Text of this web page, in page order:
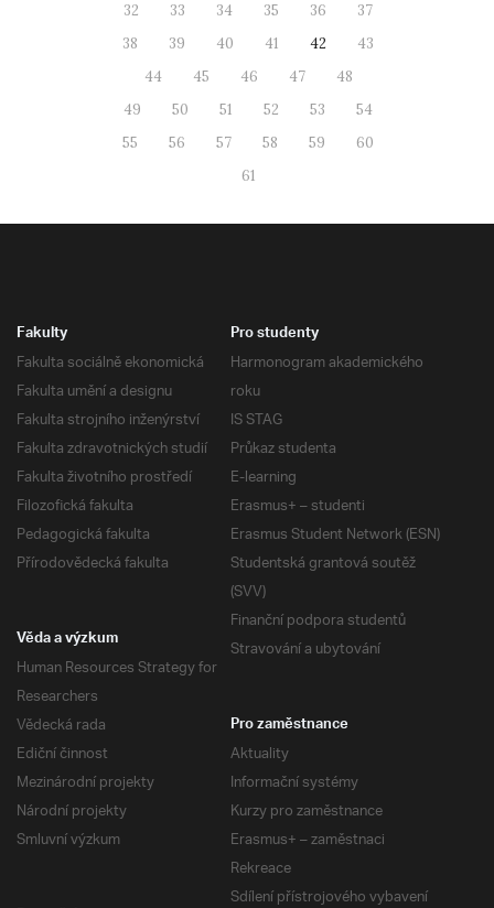
32
33 34 35 36
37
38
39 40 41 42
43
44
45 46 47
48
49
50 51 52 53
54
55
56 57 58 59
60
61
Fakulty
Fakulta sociálně ekonomická
Fakulta umění a designu
Fakulta strojního inženýrství
Fakulta zdravotnických studií
Fakulta životního prostředí
Filozofická fakulta
Pedagogická fakulta
Přírodovědecká fakulta
Pro studenty
Harmonogram akademického
roku
IS STAG
Průkaz studenta
E-learning
Erasmus+ – studenti
Erasmus Student Network (ESN)
Studentská grantová soutěž
(SVV)
Finanční podpora studentů
Stravování a ubytování
Věda a výzkum
Human Resources Strategy for
Researchers
Vědecká rada
Ediční činnost
Mezinárodní projekty
Národní projekty
Smluvní výzkum
Pro zaměstnance
Aktuality
Informační systémy
Kurzy pro zaměstnance
Erasmus+ – zaměstnaci
Rekreace
Sdílení přístrojového vybavení